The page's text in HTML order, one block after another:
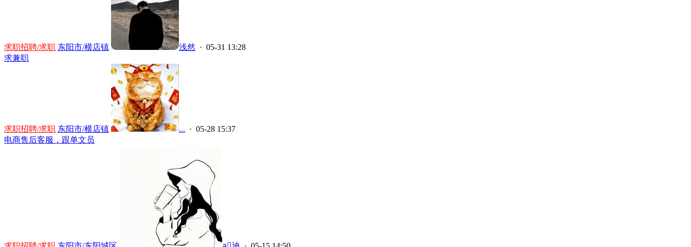
求职招聘/求职 东阳市/横店镇 浅然 · 05-31 13:28
求兼职
求职招聘/求职 东阳市/横店镇 ... · 05-28 15:37
电商售后客服，跟单文员